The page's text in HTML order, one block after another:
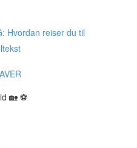
Hvordan reiser du til
🏡 ⚽️